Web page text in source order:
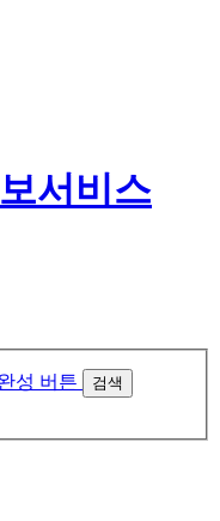
검색